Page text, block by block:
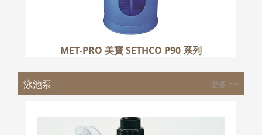
MET-PRO 美寶 SETHCO P90 系列
泳池泵 更多 >>
ESPA 亞士霸 SILEN 系列